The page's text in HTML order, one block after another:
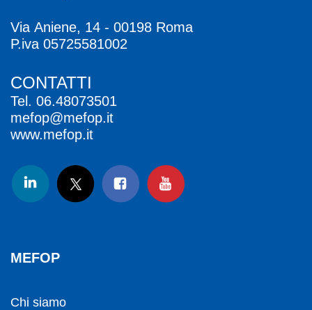
Via Aniene, 14 - 00198 Roma
P.iva 05725581002
CONTATTI
Tel. 06.48073501
mefop@mefop.it
www.mefop.it
MEFOP
Chi siamo